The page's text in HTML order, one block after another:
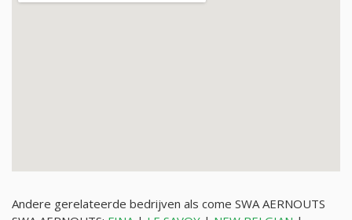
Andere gerelateerde bedrijven als come SWA AERNOUTS